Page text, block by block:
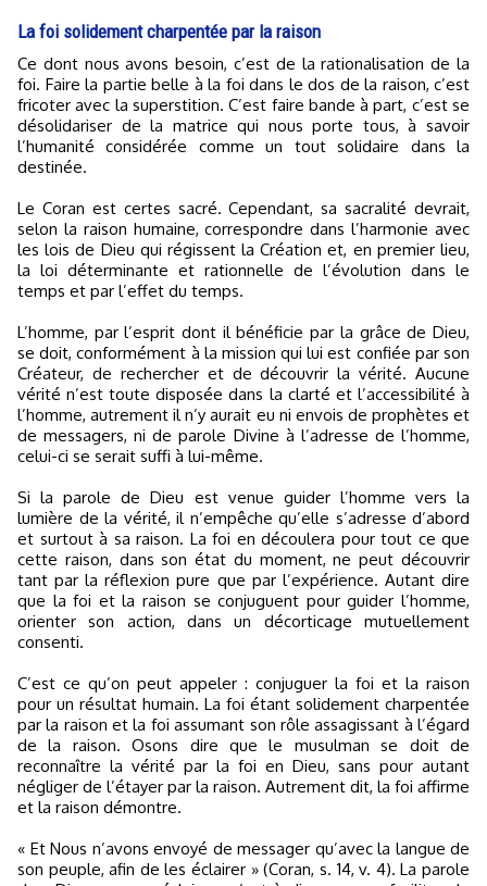
La foi solidement charpentée par la raison
Ce dont nous avons besoin, c’est de la rationalisation de la
foi. Faire la partie belle à la foi dans le dos de la raison, c’est
fricoter avec la superstition. C’est faire bande à part, c’est se
désolidariser de la matrice qui nous porte tous, à savoir
l’humanité considérée comme un tout solidaire dans la
destinée.
Le Coran est certes sacré. Cependant, sa sacralité devrait,
selon la raison humaine, correspondre dans l’harmonie avec
les lois de Dieu qui régissent la Création et, en premier lieu,
la loi déterminante et rationnelle de l’évolution dans le
temps et par l’effet du temps.
L’homme, par l’esprit dont il bénéficie par la grâce de Dieu,
se doit, conformément à la mission qui lui est confiée par son
Créateur, de rechercher et de découvrir la vérité. Aucune
vérité n’est toute disposée dans la clarté et l’accessibilité à
l’homme, autrement il n’y aurait eu ni envois de prophètes et
de messagers, ni de parole Divine à l’adresse de l’homme,
celui-ci se serait suffi à lui-même.
Si la parole de Dieu est venue guider l’homme vers la
lumière de la vérité, il n’empêche qu’elle s’adresse d’abord
et surtout à sa raison. La foi en découlera pour tout ce que
cette raison, dans son état du moment, ne peut découvrir
tant par la réflexion pure que par l’expérience. Autant dire
que la foi et la raison se conjuguent pour guider l’homme,
orienter son action, dans un décorticage mutuellement
consenti.
C’est ce qu’on peut appeler : conjuguer la foi et la raison
pour un résultat humain. La foi étant solidement charpentée
par la raison et la foi assumant son rôle assagissant à l’égard
de la raison. Osons dire que le musulman se doit de
reconnaître la vérité par la foi en Dieu, sans pour autant
négliger de l’étayer par la raison. Autrement dit, la foi affirme
et la raison démontre.
« Et Nous n’avons envoyé de messager qu’avec la langue de
son peuple, afin de les éclairer » (Coran, s. 14, v. 4). La parole